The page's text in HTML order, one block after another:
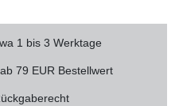
1 bis 3 Werktage
79 EUR Bestellwert